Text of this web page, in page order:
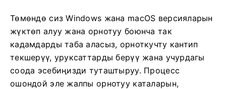
Төмөндө сиз Windows жана macOS версияларын
жүктөп алуу жана орнотуу боюнча так
кадамдарды таба аласыз, орноткучту кантип
текшерүү, уруксаттарды берүү жана учурдагы
соода эсебиңизди туташтыруу. Процесс
ошондой эле жалпы орнотуу каталарын,